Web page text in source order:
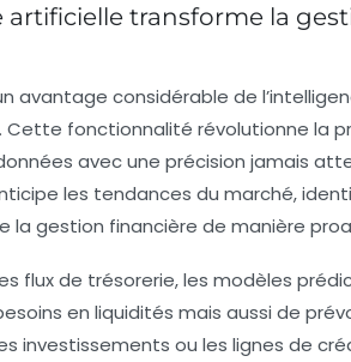
transforme la
avantage considérable de
Cette fonctionnalité révolutionne la
avec une précision jamais
les tendances du marché,
la gestion financière de manière
flux de trésorerie, les modèles
en liquidités mais aussi de
investissements ou les lignes de